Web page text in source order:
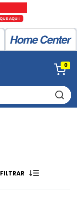
0
FILTRAR